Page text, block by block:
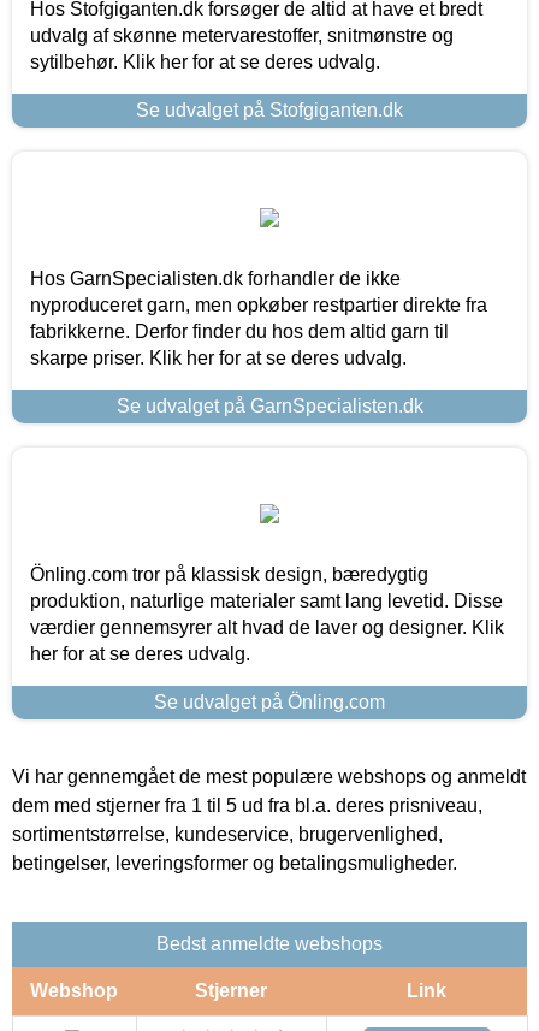
Hos Stofgiganten.dk forsøger de altid at have et bredt
udvalg af skønne metervarestoffer, snitmønstre og
sytilbehør. Klik her for at se deres udvalg.
Se udvalget på Stofgiganten.dk
Hos GarnSpecialisten.dk forhandler de ikke
nyproduceret garn, men opkøber restpartier direkte fra
fabrikkerne. Derfor finder du hos dem altid garn til
skarpe priser. Klik her for at se deres udvalg.
Se udvalget på GarnSpecialisten.dk
Önling.com tror på klassisk design, bæredygtig
produktion, naturlige materialer samt lang levetid. Disse
værdier gennemsyrer alt hvad de laver og designer. Klik
her for at se deres udvalg.
Se udvalget på Önling.com
Vi har gennemgået de mest populære webshops og anmeldt
dem med stjerner fra 1 til 5 ud fra bl.a. deres prisniveau,
sortimentstørrelse, kundeservice, brugervenlighed,
betingelser, leveringsformer og betalingsmuligheder.
Bedst anmeldte webshops
Webshop Stjerner Link